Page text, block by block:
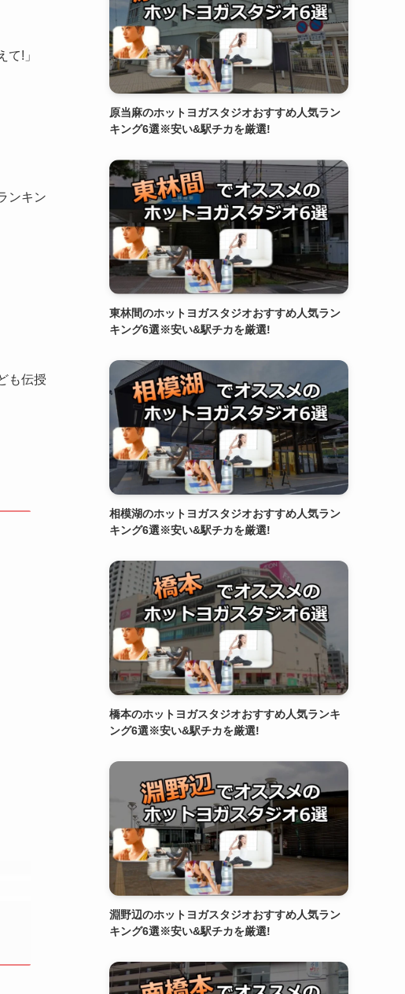
!」
ンキン
も伝授
原当麻のホットヨガスタジオおすすめ人気ラン
キング6選※安い&駅チカを厳選!
東林間のホットヨガスタジオおすすめ人気ラン
キング6選※安い&駅チカを厳選!
相模湖のホットヨガスタジオおすすめ人気ラン
キング6選※安い&駅チカを厳選!
橋本のホットヨガスタジオおすすめ人気ランキ
ング6選※安い&駅チカを厳選!
淵野辺のホットヨガスタジオおすすめ人気ラン
キング6選※安い&駅チカを厳選!